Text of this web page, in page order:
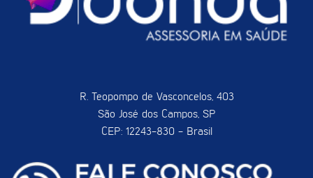
R. Teopompo de Vasconcelos, 403
São José dos Campos, SP
CEP: 12243-830 - Brasil